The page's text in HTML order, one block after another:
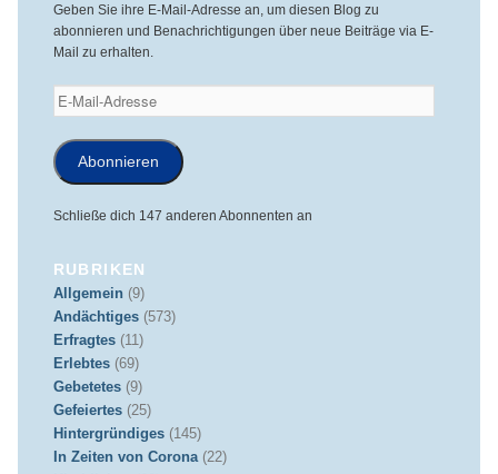
Geben Sie ihre E-Mail-Adresse an, um diesen Blog zu
abonnieren und Benachrichtigungen über neue Beiträge via E-
Mail zu erhalten.
E-
Mail-
Adresse
Abonnieren
Schließe dich 147 anderen Abonnenten an
RUBRIKEN
Allgemein (9)
Andächtiges(573)
Erfragtes(11)
Erlebtes(69)
Gebetetes(9)
Gefeiertes(25)
Hintergründiges(145)
In Zeiten von Corona(22)